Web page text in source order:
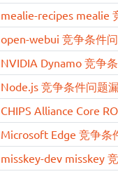
mealie-recipes mealie
open-webui 竞争条件
NVIDIA Dynamo 竞争
Node.js 竞争条件问题
CHIPS Alliance Core
Microsoft Edge 竞争条
misskey-dev misskey